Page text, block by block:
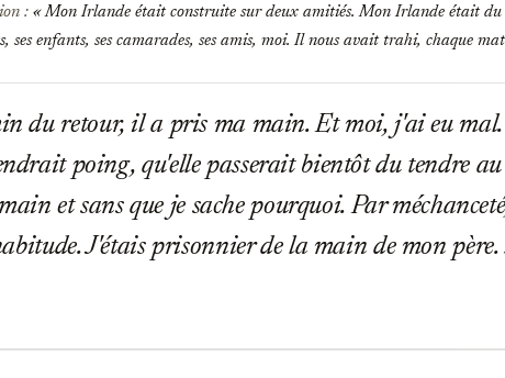
: Mon Irlande était construite sur deux amitiés. Mon Irlande était du
enfants, ses camarades, ses amis, moi. Il nous avait trahi, chaque
du retour, il a pris ma main. Et moi, j'ai eu mal.
poing, qu'elle passerait bientôt du tendre au
et sans que je sache pourquoi. Par
J'étais prisonnier de la main de mon père.